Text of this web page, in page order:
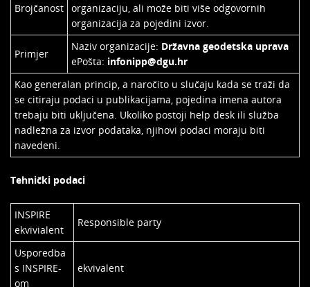
Brojčanost organizaciju, ali može biti više odgovornih
organizacija za pojedini izvor.
Primjer
Naziv organizacije: Državna geodetska uprava
ePošta: infonipp@dgu.hr
Kao generalan princip, a naročito u slučaju kada se traži da
se citiraju podaci u publikacijama, pojedina imena autora
trebaju biti uključena. Ukoliko postoji help desk ili služba
nadležna za izvor podataka, njihovi podaci moraju biti
navedeni.
Tehnički podaci
INSPIRE
ekvivialent
Responsible party
Usporedba
s INSPIRE-
om
ekvivalent